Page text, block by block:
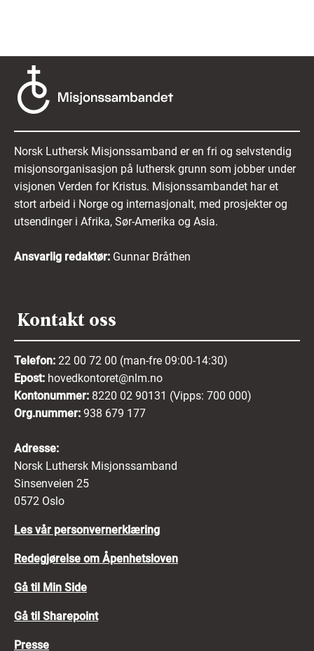
Norsk Luthersk Misjonssamband er en fri og selvstendig
misjonsorganisasjon på luthersk grunn som jobber under
visjonen Verden for Kristus. Misjonssambandet har et
stort arbeid i Norge og internasjonalt, med prosjekter og
utsendinger i Afrika, Sør-Amerika og Asia.
Ansvarlig redaktør: Gunnar Bråthen
Kontakt oss
Telefon: 22 00 72 00 (man-fre 09:00-14:30)
Epost: hovedkontoret@nlm.no
Kontonummer: 8220 02 90131 (Vipps: 700 000)
Org.nummer: 938 679 177
Adresse:
Norsk Luthersk Misjonssamband
Sinsenveien 25
0572 Oslo
Les vår personvernerklæring
Redegjørelse om Åpenhetsloven
Gå til Min Side
Gå til Sharepoint
Presse